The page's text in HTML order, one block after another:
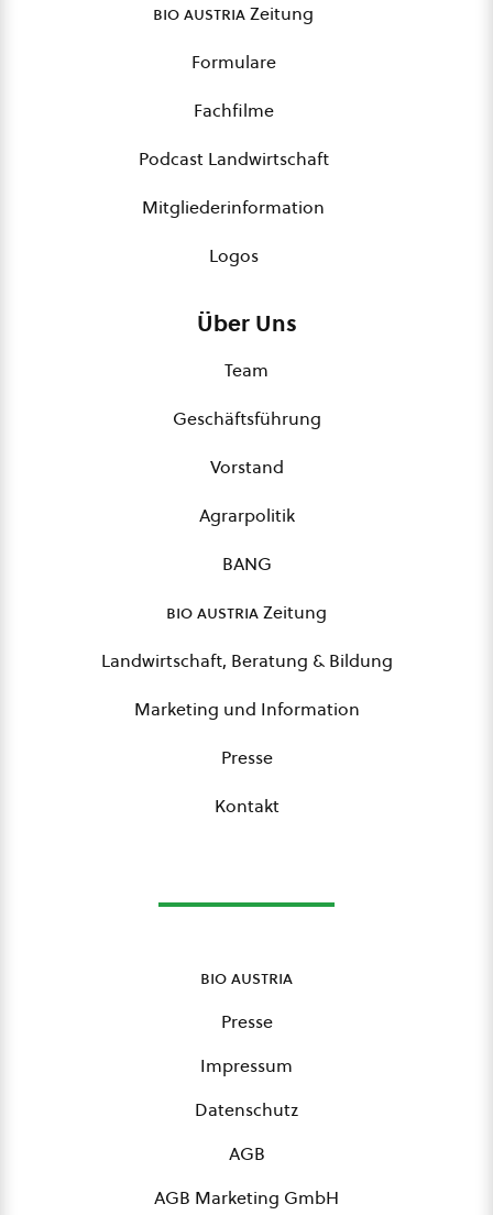
bio austriaZeitung
Formulare
Fachfilme
Podcast Landwirtschaft
Mitgliederinformation
Logos
Über Uns
Team
Geschäftsführung
Vorstand
Agrarpolitik
BANG
bio austriaZeitung
Landwirtschaft, Beratung & Bildung
Marketing und Information
Presse
Kontakt
bio austria
Presse
Impressum
Datenschutz
AGB
AGB Marketing GmbH